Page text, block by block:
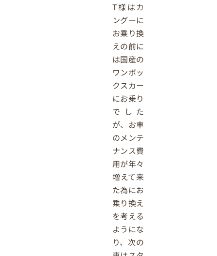
T様はカ
ングーに
お乗り換
えの前に
は国産の
ワンボッ
クスカー
にお乗り
でした
が、お車
のメンテ
ナンス費
用が年々
増えて来
た為にお
乗り換え
を考える
ようにな
り、次の